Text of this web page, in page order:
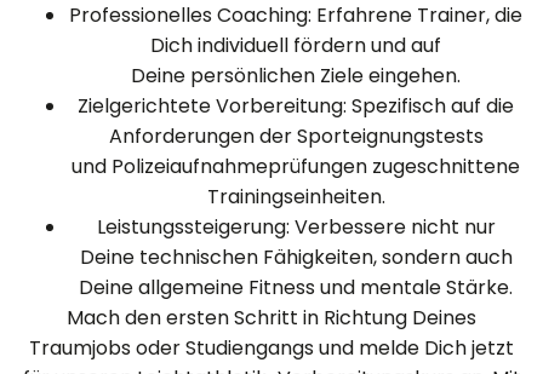
Professionelles Coaching: Erfahrene Trainer, die
Dich individuell fördern und auf
Deine persönlichen Ziele eingehen.
Zielgerichtete Vorbereitung: Spezifisch auf die
Anforderungen der Sporteignungstests
und Polizeiaufnahmeprüfungen zugeschnittene
Trainingseinheiten.
Leistungssteigerung: Verbessere nicht nur
Deine technischen Fähigkeiten, sondern auch
Deine allgemeine Fitness und mentale Stärke.
Mach den ersten Schritt in Richtung Deines
Traumjobs oder Studiengangs und melde Dich jetzt